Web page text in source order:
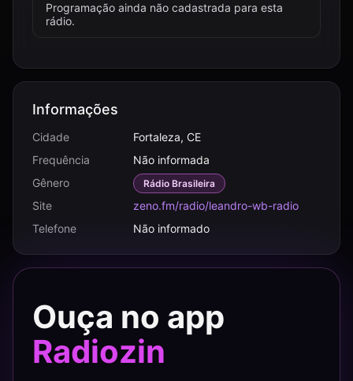
Programação ainda não cadastrada para esta
rádio.
Informações
Cidade
Fortaleza, CE
Frequência
Não informada
Gênero
Rádio Brasileira
Site
zeno.fm/radio/leandro-wb-radio
Telefone
Não informado
Ouça no app
Radiozin